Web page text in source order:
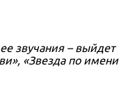
звучания – выйдет
«Звезда по имени